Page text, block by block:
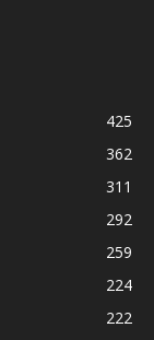
425
362
311
292
259
224
222